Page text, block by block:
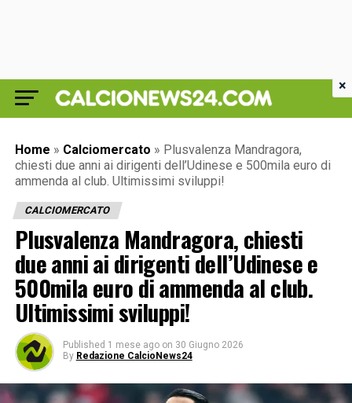
Home » Calciomercato » Plusvalenza Mandragora,
chiesti due anni ai dirigenti dell’Udinese e 500mila euro di
ammenda al club. Ultimissimi sviluppi!
CALCIOMERCATO
Plusvalenza Mandragora, chiesti
due anni ai dirigenti dell’Udinese e
500mila euro di ammenda al club.
Ultimissimi sviluppi!
Published 1 mese ago on 30 Giugno 2026
By Redazione CalcioNews24
×